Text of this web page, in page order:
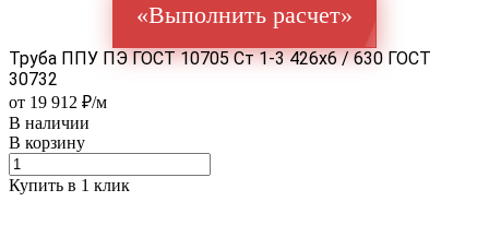
«Выполнить расчет»
Труба ППУ ПЭ ГОСТ 10705 Ст 1-3 426x6 / 630 ГОСТ
30732
от 19 912 ₽/м
В наличии
В корзину
Купить в 1 клик